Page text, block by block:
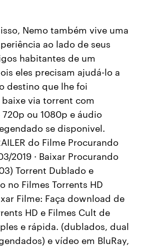
Nemo também vive uma
ao lado de seus
habitantes de um
eles precisam ajudá-lo a
destino que lhe foi
via torrent com
ou 1080p e áudio
se disponivel.
do Filme Procurando
2019 · Baixar Procurando
Torrent Dublado e
no Filmes Torrents HD
Filme: Faça download de
HD e Filmes Cult de
e rápida. (dublados, dual
e vídeo em BluRay,